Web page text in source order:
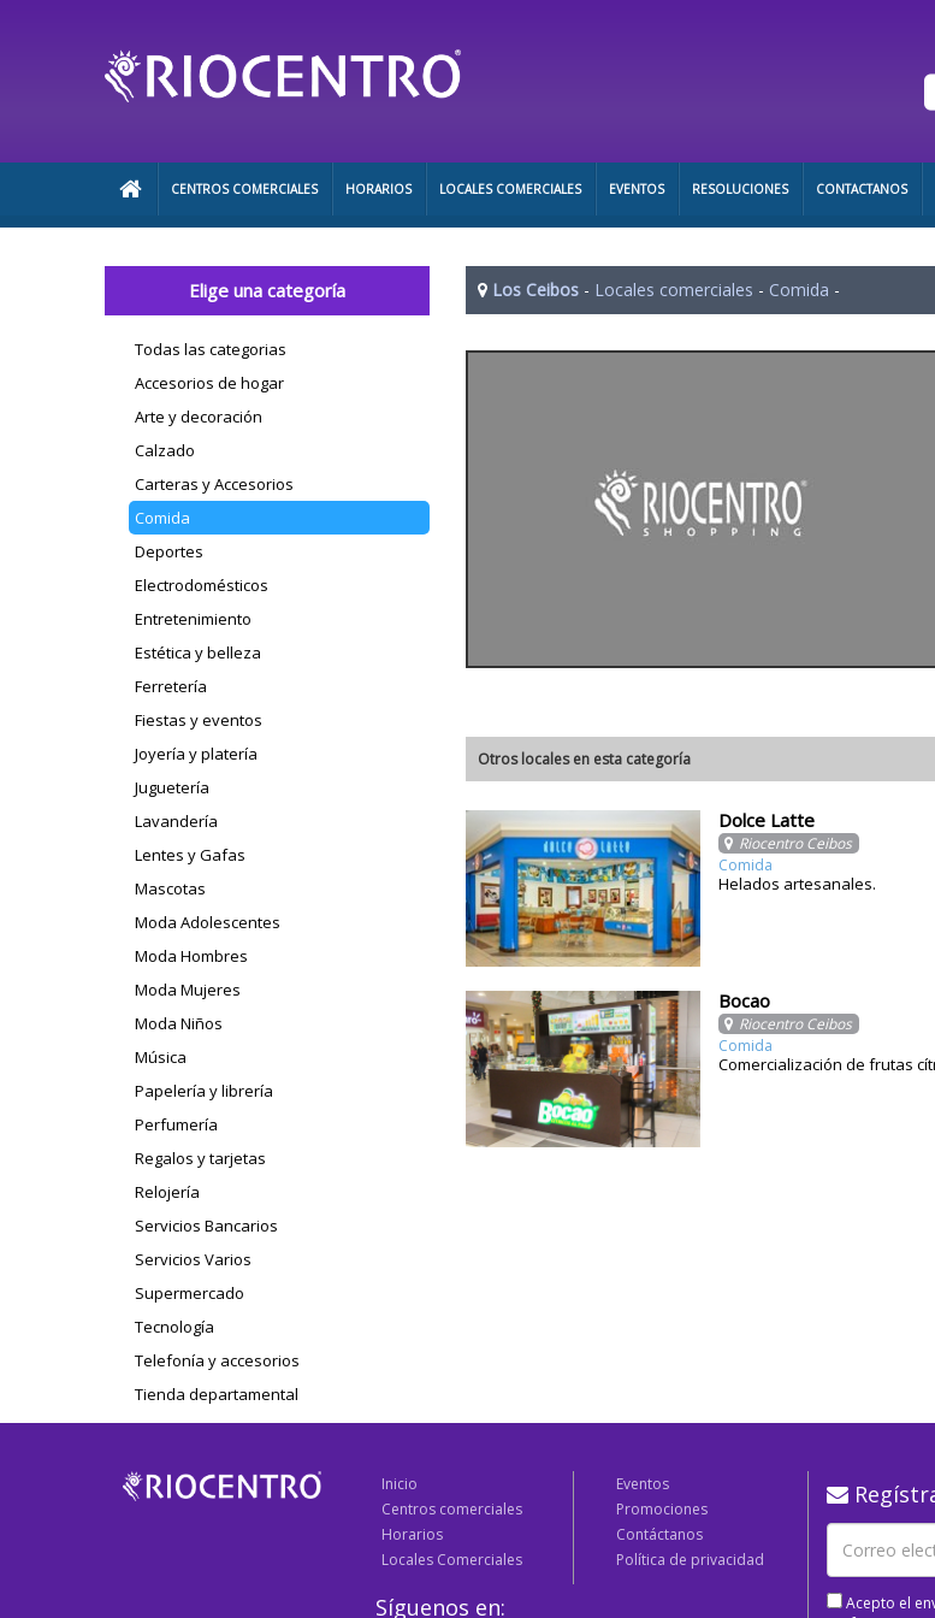
CENTROS COMERCIALES HORARIOS LOCALES COMERCIALES EVENTOS RESOLUCIONES CONTACTANOS
Elige una categoría
Todas las categorias
Accesorios de hogar
Arte y decoración
Calzado
Carteras y Accesorios
Comida
Deportes
Electrodomésticos
Entretenimiento
Estética y belleza
Ferretería
Fiestas y eventos
Joyería y platería
Juguetería
Lavandería
Lentes y Gafas
Mascotas
Moda Adolescentes
Moda Hombres
Moda Mujeres
Moda Niños
Música
Papelería y librería
Perfumería
Regalos y tarjetas
Relojería
Servicios Bancarios
Servicios Varios
Supermercado
Tecnología
Telefonía y accesorios
Tienda departamental
Los Ceibos - Locales comerciales - Comida -
Otros locales en esta categoría
Dolce Latte
Riocentro Ceibos
Comida
Helados artesanales.
Bocao
Riocentro Ceibos
Comida
Comercialización de frutas
Inicio
Centros comerciales
Horarios
Locales Comerciales
Eventos
Promociones
Contáctanos
Política de privacidad
Síguenos en:
Acepto el